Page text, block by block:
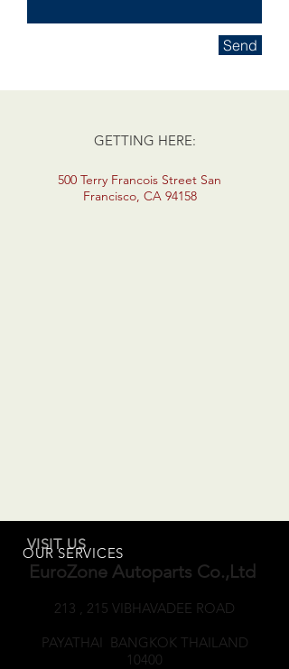
Send
GETTING HERE:
500 Terry Francois Street San
Francisco, CA 94158
VISIT US
OUR SERVICES
EuroZone Autoparts Co.,Ltd
213 , 215 VIBHAVADEE ROAD
PAYATHAI BANGKOK THAILAND
10400